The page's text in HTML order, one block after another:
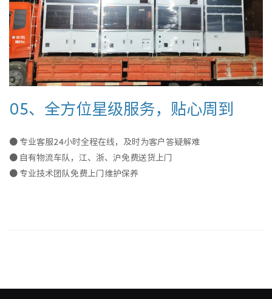
05、全方位星级服务，贴心周到
● 专业客服24小时全程在线，及时为客户答疑解难
● 自有物流车队，江、浙、沪免费送货上门
● 专业技术团队免费上门维护保养